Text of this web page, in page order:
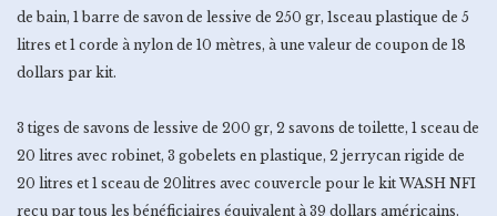
de bain, 1 barre de savon de lessive de 250 gr, 1sceau plastique de 5
litres et 1 corde à nylon de 10 mètres, à une valeur de coupon de 18
dollars par kit.
3 tiges de savons de lessive de 200 gr, 2 savons de toilette, 1 sceau de
20 litres avec robinet, 3 gobelets en plastique, 2 jerrycan rigide de
20 litres et 1 sceau de 20litres avec couvercle pour le kit WASH NFI
reçu par tous les bénéficiaires équivalent à 39 dollars américains.